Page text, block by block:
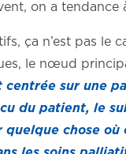
on a tendance
ça n’est pas le
le nœud
sur une
du patient, le
quelque chose